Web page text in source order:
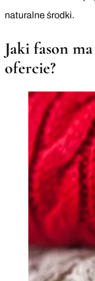
naturalne środki.
Jaki fason
ofercie?